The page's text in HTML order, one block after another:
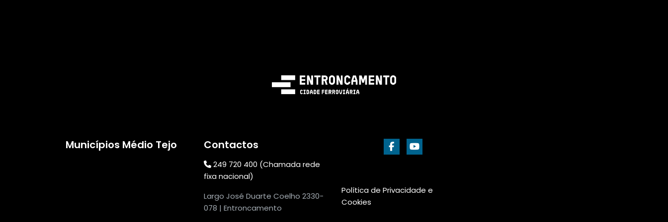
Municípios Médio Tejo Contactos
249 720 400 (Chamada rede
fixa nacional)
Largo José Duarte Coelho 2330-
078 | Entroncamento
Política de Privacidade e
Cookies